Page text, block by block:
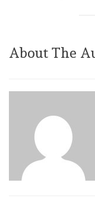
About The